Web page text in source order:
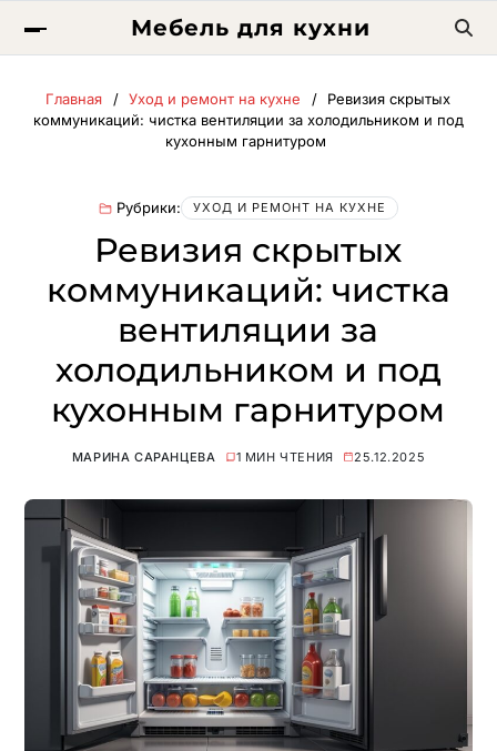
Мебель для кухни
Главная Уход и ремонт на кухне
Ревизия скрытых
коммуникаций: чистка вентиляции за холодильником и под
кухонным гарнитуром
Рубрики: УХОД И РЕМОНТ НА КУХНЕ
Ревизия скрытых
коммуникаций: чистка
вентиляции за
холодильником и под
кухонным гарнитуром
МАРИНА САРАНЦЕВА 1 МИН ЧТЕНИЯ 25.12.2025